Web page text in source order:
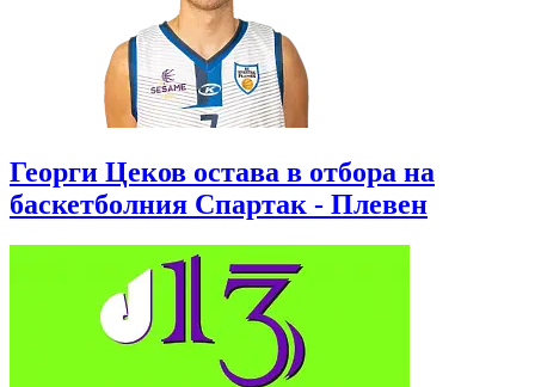
Георги Цеков остава в отбора на
баскетболния Спартак - Плевен